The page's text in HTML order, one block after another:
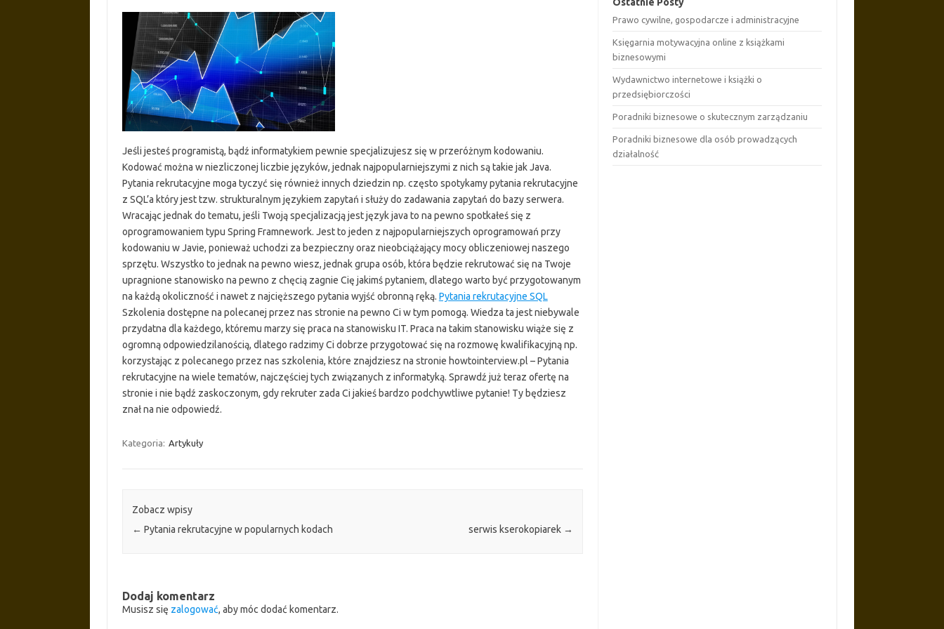
Jeśli jesteś programistą, bądź informatykiem pewnie specjalizujesz się w przeróżnym kodowaniu.
Kodować można w niezliczonej liczbie języków, jednak najpopularniejszymi z nich są takie jak Java.
Pytania rekrutacyjne moga tyczyć się również innych dziedzin np. często spotykamy pytania rekrutacyjne
z SQL’a który jest tzw. strukturalnym językiem zapytań i służy do zadawania zapytań do bazy serwera.
Wracając jednak do tematu, jeśli Twoją specjalizacją jest język java to na pewno spotkałeś się z
oprogramowaniem typu Spring Framnework. Jest to jeden z najpopularniejszych oprogramowań przy
kodowaniu w Javie, ponieważ uchodzi za bezpieczny oraz nieobciążający mocy obliczeniowej naszego
sprzętu. Wszystko to jednak na pewno wiesz, jednak grupa osób, która będzie rekrutować się na Twoje
upragnione stanowisko na pewno z chęcią zagnie Cię jakimś pytaniem, dlatego warto być przygotowanym
na każdą okoliczność i nawet z najcięższego pytania wyjść obronną ręką. Pytania rekrutacyjne SQL
Szkolenia dostępne na polecanej przez nas stronie na pewno Ci w tym pomogą. Wiedza ta jest niebywale
przydatna dla każdego, któremu marzy się praca na stanowisku IT. Praca na takim stanowisku wiąże się z
ogromną odpowiedzilanością, dlatego radzimy Ci dobrze przygotować się na rozmowę kwalifikacyjną np.
korzystając z polecanego przez nas szkolenia, które znajdziesz na stronie howtointerview.pl – Pytania
rekrutacyjne na wiele tematów, najczęściej tych związanych z informatyką. Sprawdź już teraz ofertę na
stronie i nie bądź zaskoczonym, gdy rekruter zada Ci jakieś bardzo podchywtliwe pytanie! Ty będziesz
znał na nie odpowiedź.
Kategoria: Artykuły
Zobacz wpisy
← Pytania rekrutacyjne w popularnych kodach serwis kserokopiarek →
Dodaj komentarz
Musisz się zalogować, aby móc dodać komentarz.
Prawo cywilne, gospodarcze i administracyjne
Księgarnia motywacyjna online z książkami
biznesowymi
Wydawnictwo internetowe i książki o
przedsiębiorczości
Poradniki biznesowe o skutecznym zarządzaniu
Poradniki biznesowe dla osób prowadzących
działalność